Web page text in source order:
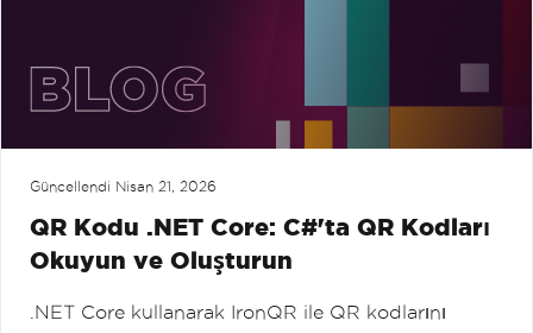
Güncellendi Nisan 21, 2026
QR Kodu .NET Core: C#'ta QR Kodları
Okuyun ve Oluşturun
.NET Core kullanarak IronQR ile QR kodlarını